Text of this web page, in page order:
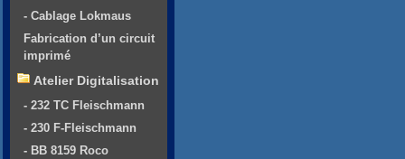
- Cablage Lokmaus
Fabrication d’un circuit
imprimé
Atelier Digitalisation
- 232 TC Fleischmann
- 230 F-Fleischmann
- BB 8159 Roco